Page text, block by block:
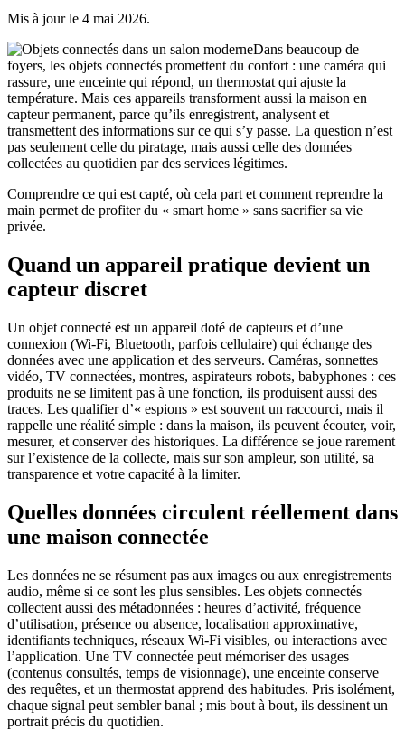
Mis à jour le 4 mai 2026.
Dans beaucoup de
foyers, les objets connectés promettent du confort : une caméra qui
rassure, une enceinte qui répond, un thermostat qui ajuste la
température. Mais ces appareils transforment aussi la maison en
capteur permanent, parce qu’ils enregistrent, analysent et
transmettent des informations sur ce qui s’y passe. La question n’est
pas seulement celle du piratage, mais aussi celle des données
collectées au quotidien par des services légitimes.
Comprendre ce qui est capté, où cela part et comment reprendre la
main permet de profiter du « smart home » sans sacrifier sa vie
privée.
Quand un appareil pratique devient un
capteur discret
Un objet connecté est un appareil doté de capteurs et d’une
connexion (Wi-Fi, Bluetooth, parfois cellulaire) qui échange des
données avec une application et des serveurs. Caméras, sonnettes
vidéo, TV connectées, montres, aspirateurs robots, babyphones : ces
produits ne se limitent pas à une fonction, ils produisent aussi des
traces. Les qualifier d’« espions » est souvent un raccourci, mais il
rappelle une réalité simple : dans la maison, ils peuvent écouter, voir,
mesurer, et conserver des historiques. La différence se joue rarement
sur l’existence de la collecte, mais sur son ampleur, son utilité, sa
transparence et votre capacité à la limiter.
Quelles données circulent réellement dans
une maison connectée
Les données ne se résument pas aux images ou aux enregistrements
audio, même si ce sont les plus sensibles. Les objets connectés
collectent aussi des métadonnées : heures d’activité, fréquence
d’utilisation, présence ou absence, localisation approximative,
identifiants techniques, réseaux Wi-Fi visibles, ou interactions avec
l’application. Une TV connectée peut mémoriser des usages
(contenus consultés, temps de visionnage), une enceinte conserve
des requêtes, et un thermostat apprend des habitudes. Pris isolément,
chaque signal peut sembler banal ; mis bout à bout, ils dessinent un
portrait précis du quotidien.